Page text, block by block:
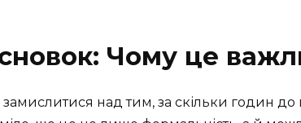
Чому це
над тим, за скільки годин до